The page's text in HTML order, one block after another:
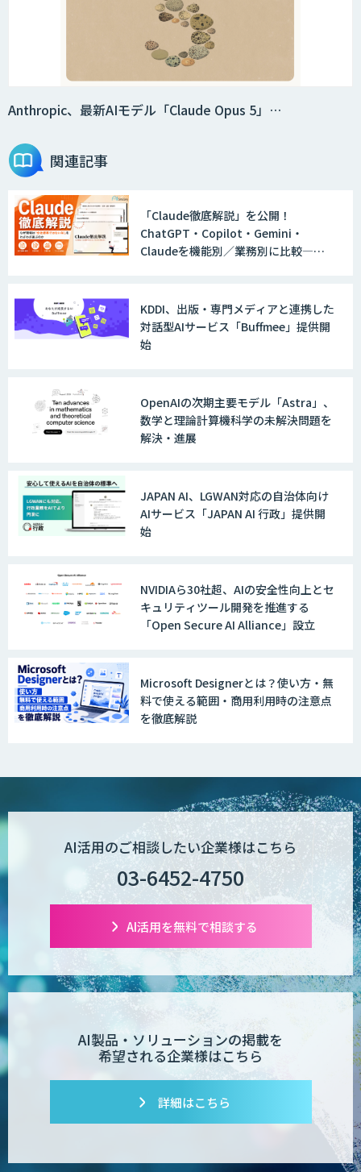
法人向けAIエージェント「OfficeAI社
2層ナレッジ×AIで顧客コミュニケーシ
ョンを効率化「ZEROCK」
戦略策定から実装まで一気通貫のAIエー
ジェント開発
WARP NEXT
LINE WORKS AiNote
WAN-RECORD Plus
Explaza 生成AI Partner | AX
Wanderlust RAG コンシェルジュ
POPstation
業務特化型AIエージェントの開発支援
PATPOST
Anthropic、最新AIモデル「Claude Opus 5」…
関連記事
「Claude徹底解説」を公開！
ChatGPT・Copilot・Gemini・
Claudeを機能別／業務別に比較―自
KDDI、出版・専門メディアと連携した
対話型AIサービス「Buffmee」提供開
始
OpenAIの次期主要モデル「Astra」、
数学と理論計算機科学の未解決問題を
解決・進展
JAPAN AI、LGWAN対応の自治体向け
AIサービス「JAPAN AI 行政」提供開
始
NVIDIAら30社超、AIの安全性向上とセ
キュリティツール開発を推進する
「Open Secure AI Alliance」設立
Microsoft Designerとは？使い方・無
料で使える範囲・商用利用時の注意点
を徹底解説
AI活用のご相談したい企業様はこちら
03-6452-4750
AI活用を無料で相談する
AI製品・ソリューションの掲載を
希望される企業様はこちら
詳細はこちら